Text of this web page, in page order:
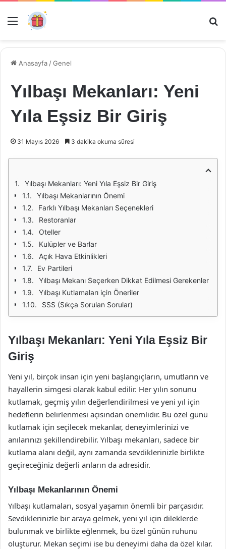
Menü
Anasayfa /Genel
Yılbaşı Mekanları: Yeni
Yıla Eşsiz Bir Giriş
31 Mayıs 2026 3 dakika okuma süresi
Yılbaşı Mekanları: Yeni Yıla Eşsiz Bir Giriş
Yılbaşı Mekanlarının Önemi
Farklı Yılbaşı Mekanları Seçenekleri
Restoranlar
Oteller
Kulüpler ve Barlar
Açık Hava Etkinlikleri
Ev Partileri
Yılbaşı Mekanı Seçerken Dikkat Edilmesi Gerekenler
Yılbaşı Kutlamaları için Öneriler
SSS (Sıkça Sorulan Sorular)
Yılbaşı Mekanları: Yeni Yıla Eşsiz Bir
Giriş
Yeni yıl, birçok insan için yeni başlangıçların, umutların ve
hayallerin simgesi olarak kabul edilir. Her yılın sonunu
kutlamak, geçmiş yılın değerlendirilmesi ve yeni yıl için
hedeflerin belirlenmesi açısından önemlidir. Bu özel günü
kutlamak için seçilecek mekanlar, deneyimlerinizi ve
anılarınızı şekillendirebilir. Yılbaşı mekanları, sadece bir
kutlama alanı değil, aynı zamanda sevdiklerinizle birlikte
geçireceğiniz değerli anların da adresidir.
Yılbaşı Mekanlarının Önemi
Yılbaşı kutlamaları, sosyal yaşamın önemli bir parçasıdır.
Sevdiklerinizle bir araya gelmek, yeni yıl için dileklerde
bulunmak ve birlikte eğlenmek, bu özel günün ruhunu
oluşturur. Mekan seçimi ise bu deneyimi daha da özel kılar.